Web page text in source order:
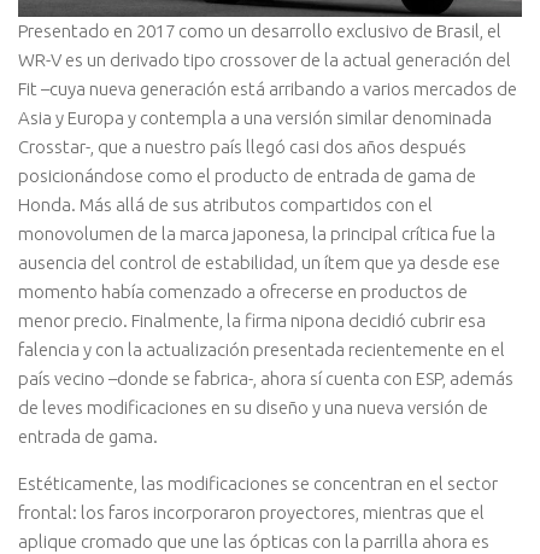
Presentado en 2017 como un desarrollo exclusivo de Brasil, el
WR-V es un derivado tipo crossover de la actual generación del
Fit –cuya nueva generación está arribando a varios mercados de
Asia y Europa y contempla a una versión similar denominada
Crosstar-, que a nuestro país llegó casi dos años después
posicionándose como el producto de entrada de gama de
Honda. Más allá de sus atributos compartidos con el
monovolumen de la marca japonesa, la principal crítica fue la
ausencia del control de estabilidad, un ítem que ya desde ese
momento había comenzado a ofrecerse en productos de
menor precio. Finalmente, la firma nipona decidió cubrir esa
falencia y con la actualización presentada recientemente en el
país vecino –donde se fabrica-, ahora sí cuenta con ESP, además
de leves modificaciones en su diseño y una nueva versión de
entrada de gama.
Estéticamente, las modificaciones se concentran en el sector
frontal: los faros incorporaron proyectores, mientras que el
aplique cromado que une las ópticas con la parrilla ahora es